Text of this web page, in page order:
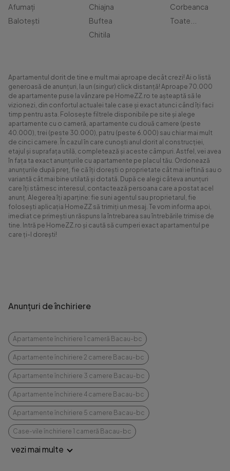
Afumați
Balotești
Chiajna
Buftea
Chitila
Corbeanca
Toate...
Apartamentul dorit de tine e mult mai aproape decât crezi! Ai o listă
generoasă de anunțuri, la un (singur) click distanță! Aproape 70.000
de apartamente puse la vânzare pe HomeZZ.ro te așteaptă să le
vizionezi, din confortul actualei tale case și exact atunci când îți faci
timp pentru asta. Folosește filtrele disponibile pe site și alege
apartamente cu o cameră, apartamente cu două camere (peste
40.000), trei (peste 30.000), patru (peste 6.000) sau chiar mai mult
de cinci camere. În cazul în care cunoști anul dorit al construcției,
etajul și suprafața utilă, completează și aceste câmpuri. Astfel, vei avea
în fața ta exact anunțurile cu apartamente pe placul tău. Ordonează
anunțurile după preț, fie că îți dorești o proprietate cât mai ieftină sau o
variantă cât mai bine utilată și dotată. După ce alegi câteva anunțuri
care îți stârnesc interesul, contactează persoana care a postat acel
anunț. Alegerea îți aparține: fie suni agentul sau proprietarul, fie
folosești aplicația HomeZZ să trimiți un mesaj. Te vom informa apoi,
imediat ce primești un răspuns la întrebarea sau întrebările trimise de
tine. Intră pe HomeZZ.ro și caută să cumperi exact apartamentul pe
care ți-l dorești!
Anunțuri de închiriere
Apartamente închiriere 1 cameră Bacau-bc
Apartamente închiriere 2 camere Bacau-bc
Apartamente închiriere 3 camere Bacau-bc
Apartamente închiriere 4 camere Bacau-bc
Apartamente închiriere 5 camere Bacau-bc
Case-vile închiriere 1 cameră Bacau-bc
vezi mai multe